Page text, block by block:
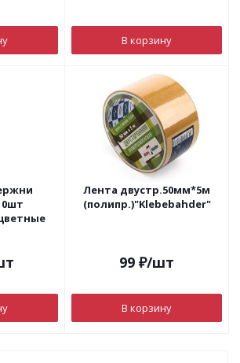
В корзину
Лента двустр.50мм*5м
(полипр.)"Klebebahder"
99 ₽/шт
В корзину